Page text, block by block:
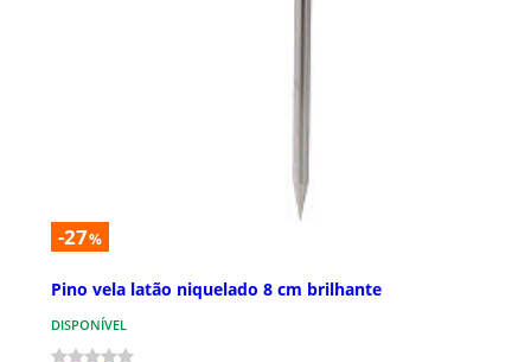
-27%
Pino vela latão niquelado 8 cm brilhante
DISPONÍVEL